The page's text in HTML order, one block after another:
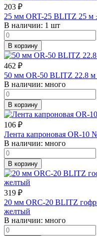
203 ₽
25 мм ORT-25 BLITZ 25 м
В наличии: 1 шт
В корзину
462 ₽
50 мм OR-50 BLITZ 22.8
В наличии: много
В корзину
106 ₽
Лента капроновая OR-10
В наличии: много
В корзину
319 ₽
20 мм ORC-20 BLITZ
желтый
В наличии: много